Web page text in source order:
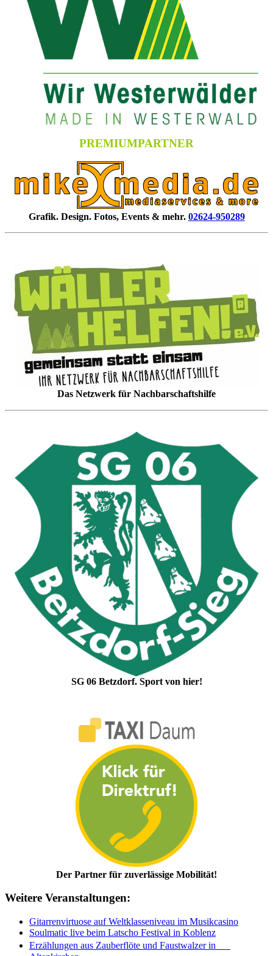
PREMIUMPARTNER
Grafik. Design. Fotos, Events & mehr. 02624-950289
Das Netzwerk für Nachbarschaftshilfe
SG 06 Betzdorf. Sport von hier!
Der Partner für zuverlässige Mobilität!
Weitere Veranstaltungen:
Gitarrenvirtuose auf Weltklasseniveau im Musikcasino
Soulmatic live beim Latscho Festival in Koblenz
Erzählungen aus Zauberflöte und Faustwalzer in